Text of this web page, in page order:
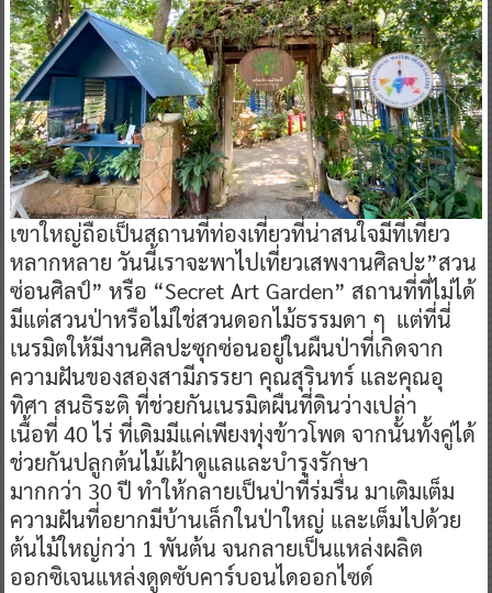
เขาใหญ่ถือเป็นสถานที่ท่องเที่ยวที่น่าสนใจมีที่เที่ยว
หลากหลาย วันนี้เราจะพาไปเที่ยวเสพงานศิลปะ”สวน
ซ่อนศิลป์” หรือ “Secret Art Garden” สถานที่ที่ไม่ได้
มีแต่สวนป่าหรือไม่ใช่สวนดอกไม้ธรรมดา ๆ แต่ที่นี่
เนรมิตให้มีงานศิลปะซุกซ่อนอยู่ในผืนป่าที่เกิดจาก
ความฝันของสองสามีภรรยา คุณสุรินทร์ และคุณอุ
ทิศา สนธิระติ ที่ช่วยกันเนรมิตผืนที่ดินว่างเปล่า
เนื้อที่ 40 ไร่ ที่เดิมมีแค่เพียงทุ่งข้าวโพด จากนั้นทั้งคู่ได้
ช่วยกันปลูกต้นไม้เฝ้าดูแลและบำรุงรักษา
มากกว่า 30 ปี ทำให้กลายเป็นป่าที่ร่มรื่น มาเติมเต็ม
ความฝันที่อยากมีบ้านเล็กในป่าใหญ่ และเต็มไปด้วย
ต้นไม้ใหญ่กว่า 1 พันต้น จนกลายเป็นแหล่งผลิต
ออกซิเจนแหล่งดูดซับคาร์บอนไดออกไซด์